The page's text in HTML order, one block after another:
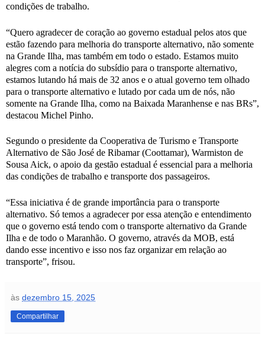
condições de trabalho.
“Quero agradecer de coração ao governo estadual pelos atos que
estão fazendo para melhoria do transporte alternativo, não somente
na Grande Ilha, mas também em todo o estado. Estamos muito
alegres com a notícia do subsídio para o transporte alternativo,
estamos lutando há mais de 32 anos e o atual governo tem olhado
para o transporte alternativo e lutado por cada um de nós, não
somente na Grande Ilha, como na Baixada Maranhense e nas BRs”,
destacou Michel Pinho.
Segundo o presidente da Cooperativa de Turismo e Transporte
Alternativo de São José de Ribamar (Coottamar), Warmiston de
Sousa Aick, o apoio da gestão estadual é essencial para a melhoria
das condições de trabalho e transporte dos passageiros.
“Essa iniciativa é de grande importância para o transporte
alternativo. Só temos a agradecer por essa atenção e entendimento
que o governo está tendo com o transporte alternativo da Grande
Ilha e de todo o Maranhão. O governo, através da MOB, está
dando esse incentivo e isso nos faz organizar em relação ao
transporte”, frisou.
às dezembro 15, 2025
Compartilhar